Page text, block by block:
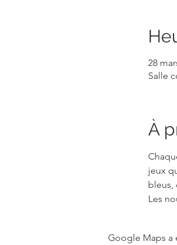
28
Salle
À
jeux
bleus,
Les
Google Maps a